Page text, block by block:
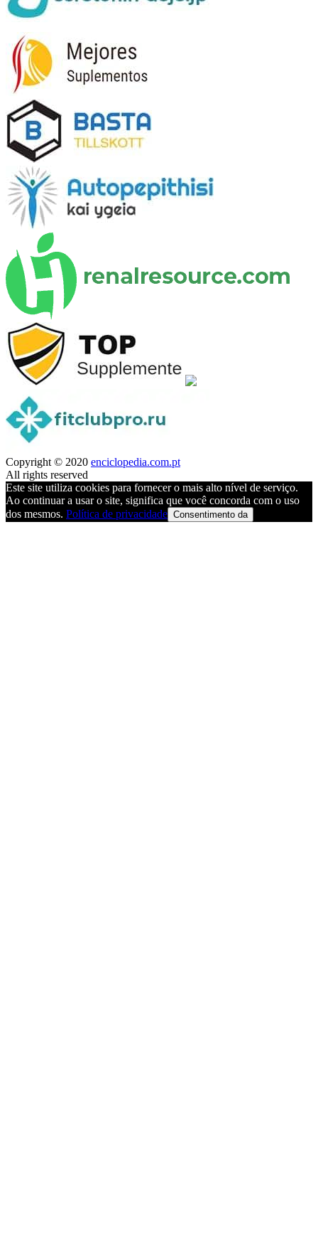
Copyright © 2020 enciclopedia.com.pt
All rights reserved
Este site utiliza cookies para fornecer o mais alto nível de serviço.
Ao continuar a usar o site, significa que você concorda com o uso
dos mesmos. Política de privacidade Consentimento da